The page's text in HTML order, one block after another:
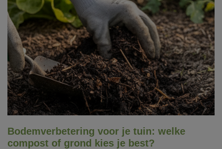
Bodemverbetering voor je tuin: welke
compost of grond kies je best?